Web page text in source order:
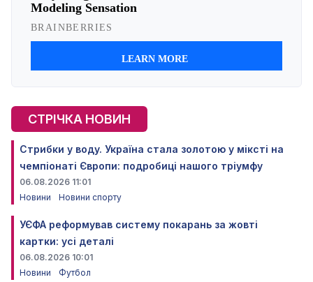
СТРІЧКА НОВИН
Стрибки у воду. Україна стала золотою у міксті на
чемпіонаті Європи: подробиці нашого тріумфу
06.08.2026 11:01
Новини
Новини спорту
УЄФА реформував систему покарань за жовті
картки: усі деталі
06.08.2026 10:01
Новини
Футбол